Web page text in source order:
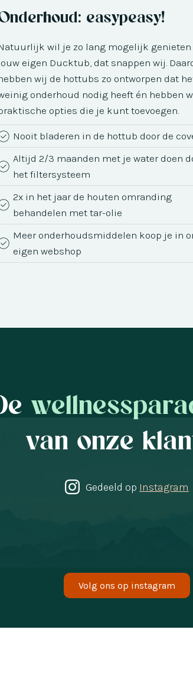
easypeasy!
wil je zo lang mogelijk genieten
eigen Ducktub, dat snappen wij.
wij de hottubs zo ontworpen dat
onderhoud nodig heeft én hebben
opties die je kunt toevoegen.
Nooit bladeren in de hottub door de
Altijd 2/3 maanden met je water doen
het filtersysteem
2x in het jaar de houten omranding
behandelen met tar-olie
Meer onderhoudsmiddelen koop je in
eigen webshop
van onze
Gedeeld op Instagram
Volg ons op instagram